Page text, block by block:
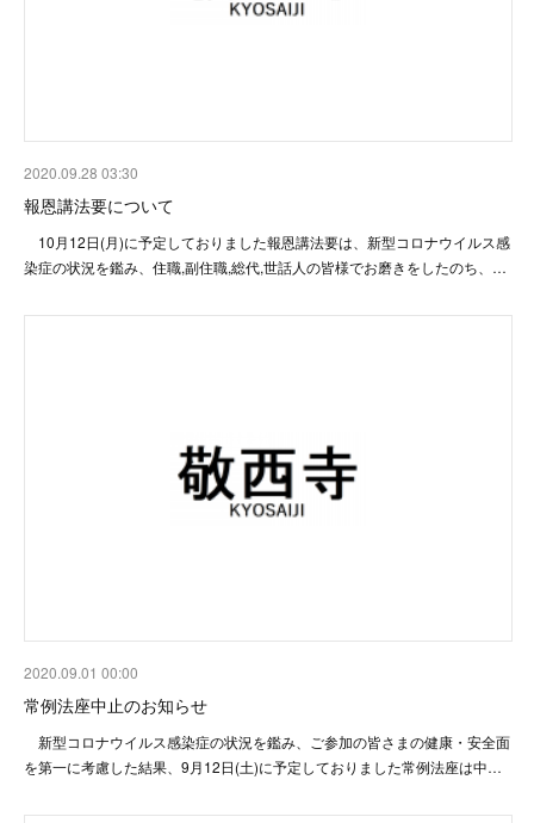
2020.09.28 03:30
報恩講法要について
10月12日(月)に予定しておりました報恩講法要は、新型コロナウイルス感
染症の状況を鑑み、住職,副住職,総代,世話人の皆様でお磨きをしたのち、…
2020.09.01 00:00
常例法座中止のお知らせ
新型コロナウイルス感染症の状況を鑑み、ご参加の皆さまの健康・安全面
を第一に考慮した結果、9月12日(土)に予定しておりました常例法座は中…